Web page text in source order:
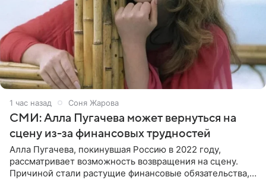
1 час назад Соня Жарова
СМИ: Алла Пугачева может вернуться на
сцену из-за финансовых трудностей
Алла Пугачева, покинувшая Россию в 2022 году,
рассматривает возможность возвращения на сцену.
Причиной стали растущие финансовые обязательства,